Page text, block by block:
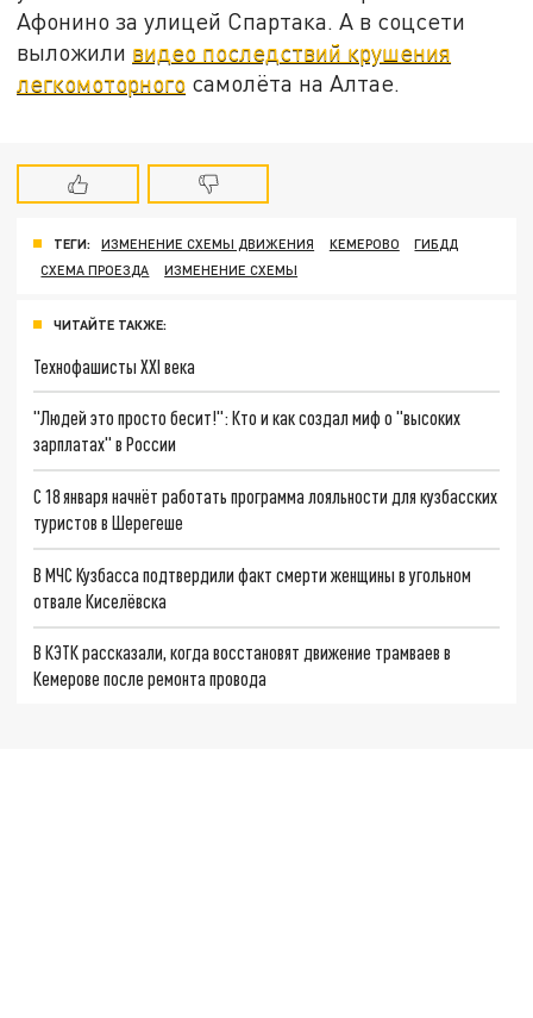
Афонино за улицей Спартака. А в соцсети
выложили видео последствий крушения
легкомоторного самолёта на Алтае.
ТЕГИ: ИЗМЕНЕНИЕ СХЕМЫ ДВИЖЕНИЯ КЕМЕРОВО
ГИБДД
СХЕМА ПРОЕЗДА
ИЗМЕНЕНИЕ СХЕМЫ
ЧИТАЙТЕ ТАКЖЕ:
Технофашисты XXI века
"Людей это просто бесит!": Кто и как создал миф о "высоких
зарплатах" в России
С 18 января начнёт работать программа лояльности для кузбасских
туристов в Шерегеше
В МЧС Кузбасса подтвердили факт смерти женщины в угольном
отвале Киселёвска
В КЭТК рассказали, когда восстановят движение трамваев в
Кемерове после ремонта провода